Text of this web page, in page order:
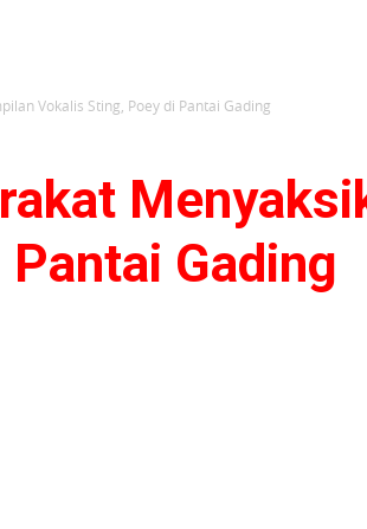
Vokalis Sting, Poey di Pantai Gading
Gading